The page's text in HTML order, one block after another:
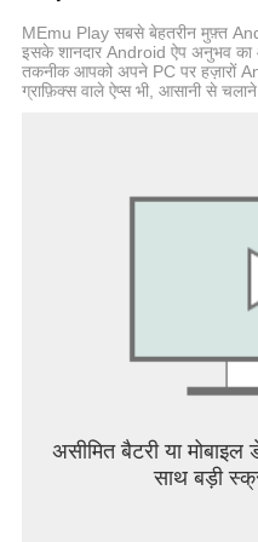
यह ऐप स्क्रीन लॉक के
लिए एक्सेसिबिलिटी सर्विस
Microsoft लॉन्चर
· फ़ोटो और वीडियो: आपके
विज़ुअल सर्च जैसी सुविधाएं
और बैकअप दिखाने के लिए
करने की आवश्यकता है।
MEmu Play सबसे बेहतरीन मुफ़्त
इसके शानदार Android ऐप अनुभव
तकनीक आपको अपने PC पर हज़ारों
ग्राफ़िक्स वाले ऐप्स भी, आसानी से चलाने
असीमित बैटरी या
साथ बड़ी